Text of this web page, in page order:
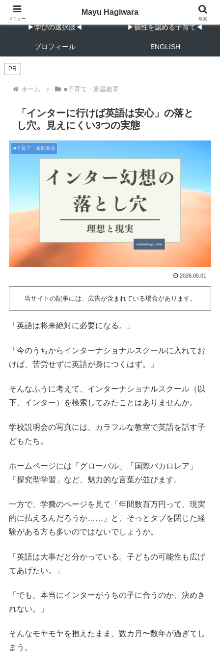
教育と子育ての実践メモ
▶︎学びの選択肢◀︎ ▶︎個性を認める子育て◀︎
プロフィール ENGLISH
PR
ホーム ■子育て・家庭教育
「インターに行けば英語は安心」の落と
し穴。見えにくい3つの実態
■子育て・家庭教育
2026.05.01
当サイトの記事には、広告が含まれている場合があります。
「英語は将来絶対に必要になる。」
「今のうちからインターナショナルスクールに入れてお
けば、苦労せずに英語が身につくはず。」
そんなふうに考えて、インターナショナルスクール（以
下、インター）を検索してみたことはありませんか。
学校説明会の写真には、カラフルな教室で英語を話す子
どもたち。
ホームページには「グローバル」「国際バカロレア」
「探究型学習」など、魅力的な言葉が並びます。
一方で、学費のページを見て「年間数百万円って、現実
的に払えるんだろうか……」と、そっとタブを閉じた経
験がある方も多いのではないでしょうか。
「英語は大事だと分かっている。子どもの可能性も広げ
てあげたい。」
「でも、本当にインターがうちの子に合うのか、決めき
れない。」
そんなモヤモヤを抱えたまま、数カ月〜数年が過ぎてし
まう。
メニュー
Mayu Hagiwara
検索